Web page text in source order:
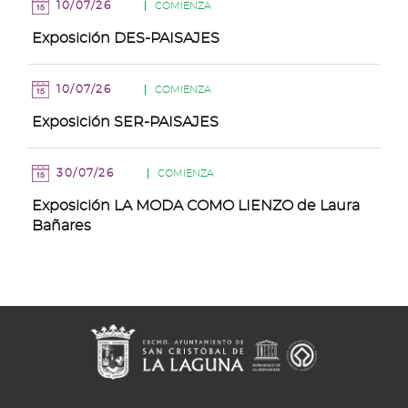
10/07/26 COMIENZA
Exposición DES-PAISAJES
10/07/26 COMIENZA
Exposición SER-PAISAJES
30/07/26 COMIENZA
Exposición LA MODA COMO LIENZO de Laura
Bañares